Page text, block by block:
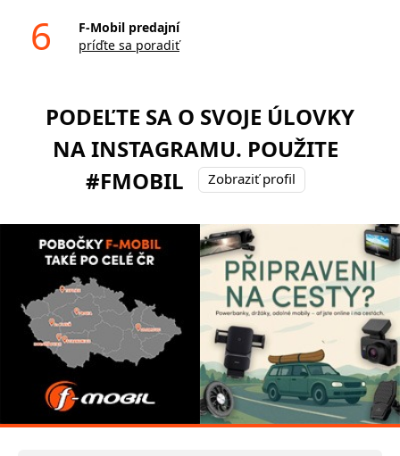
6
F-Mobil predajní
príďte sa poradiť
PODEĽTE SA O SVOJE ÚLOVKY
NA INSTAGRAMU. POUŽITE
#FMOBIL
Zobraziť profil